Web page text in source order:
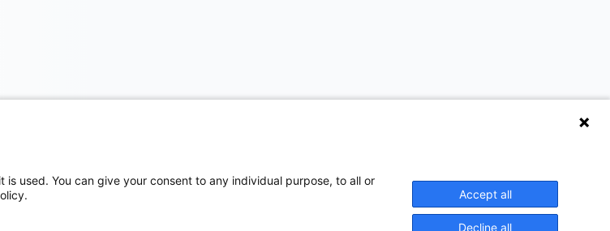
used. You can give your consent to any individual purpose, to all or
Accept all
Decline all